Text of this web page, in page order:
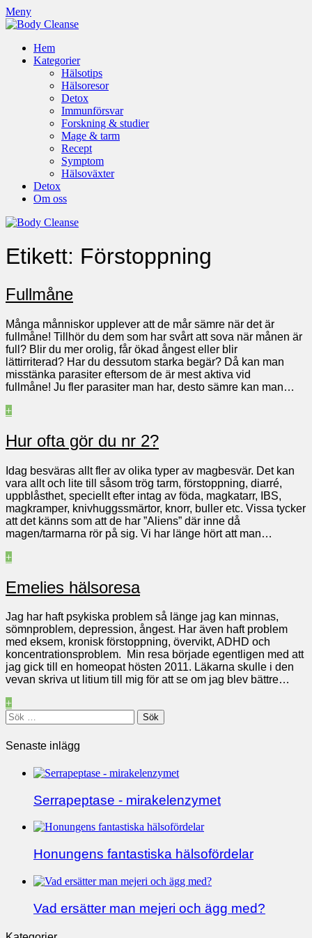
Meny
Hem
Kategorier
Hälsotips
Hälsoresor
Detox
Immunförsvar
Forskning & studier
Mage & tarm
Recept
Symptom
Hälsoväxter
Detox
Om oss
Etikett: Förstoppning
Fullmåne
Många månniskor upplever att de mår sämre när det är
fullmåne! Tillhör du dem som har svårt att sova när månen är
full? Blir du mer orolig, får ökad ångest eller blir
lättirriterad? Har du dessutom starka begär? Då kan man
misstänka parasiter eftersom de är mest aktiva vid
fullmåne! Ju fler parasiter man har, desto sämre kan man…
+
Hur ofta gör du nr 2?
Idag besväras allt fler av olika typer av magbesvär. Det kan
vara allt och lite till såsom trög tarm, förstoppning, diarré,
uppblåsthet, speciellt efter intag av föda, magkatarr, IBS,
magkramper, knivhuggssmärtor, knorr, buller etc. Vissa tycker
att det känns som att de har ”Aliens” där inne då
magen/tarmarna rör på sig. Vi har länge hört att man…
+
Emelies hälsoresa
Jag har haft psykiska problem så länge jag kan minnas,
sömnproblem, depression, ångest. Har även haft problem
med eksem, kronisk förstoppning, övervikt, ADHD och
koncentrationsproblem. Min resa började egentligen med att
jag gick till en homeopat hösten 2011. Läkarna skulle i den
vevan skriva ut litium till mig för att se om jag blev bättre…
+
Sök
efter:
Senaste inlägg
Serrapeptase - mirakelenzymet
Honungens fantastiska hälsofördelar
Vad ersätter man mejeri och ägg med?